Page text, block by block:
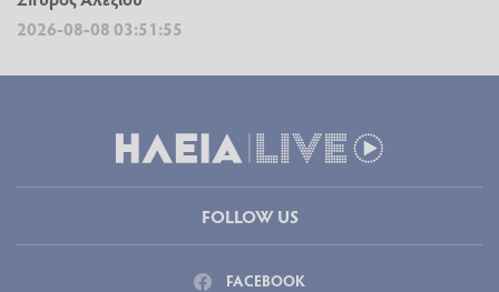
2026-08-08 03:51:55
FOLLOW US
FACEBOOK